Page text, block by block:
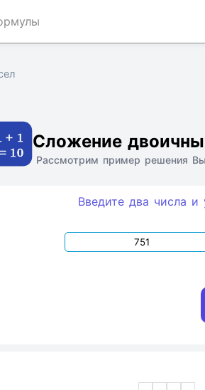
Сложение
Рассмотрим пример решения
Введите два числа и